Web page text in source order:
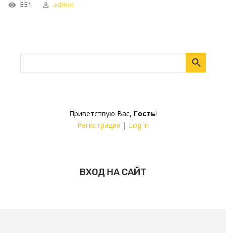
Приветствую Вас, Гость!
Регистрация | Log in
ВХОД НА САЙТ
551 admin